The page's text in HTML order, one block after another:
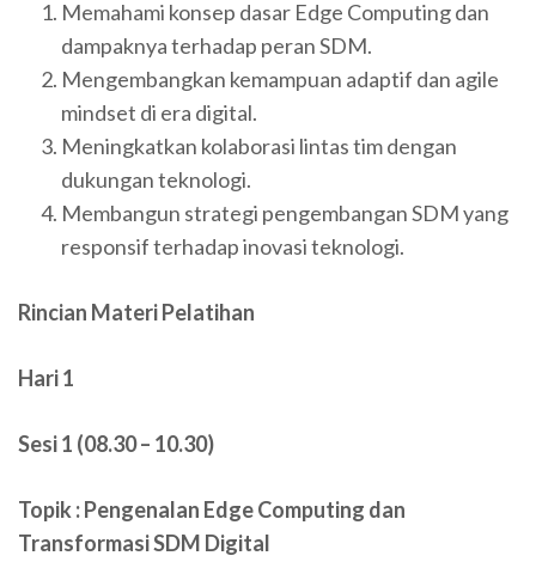
Memahami konsep dasar Edge Computing dan
dampaknya terhadap peran SDM.
Mengembangkan kemampuan adaptif dan agile
mindset di era digital.
Meningkatkan kolaborasi lintas tim dengan
dukungan teknologi.
Membangun strategi pengembangan SDM yang
responsif terhadap inovasi teknologi.
Rincian Materi Pelatihan
Hari 1
Sesi 1 (08.30 – 10.30)
Topik : Pengenalan Edge Computing dan
Transformasi SDM Digital